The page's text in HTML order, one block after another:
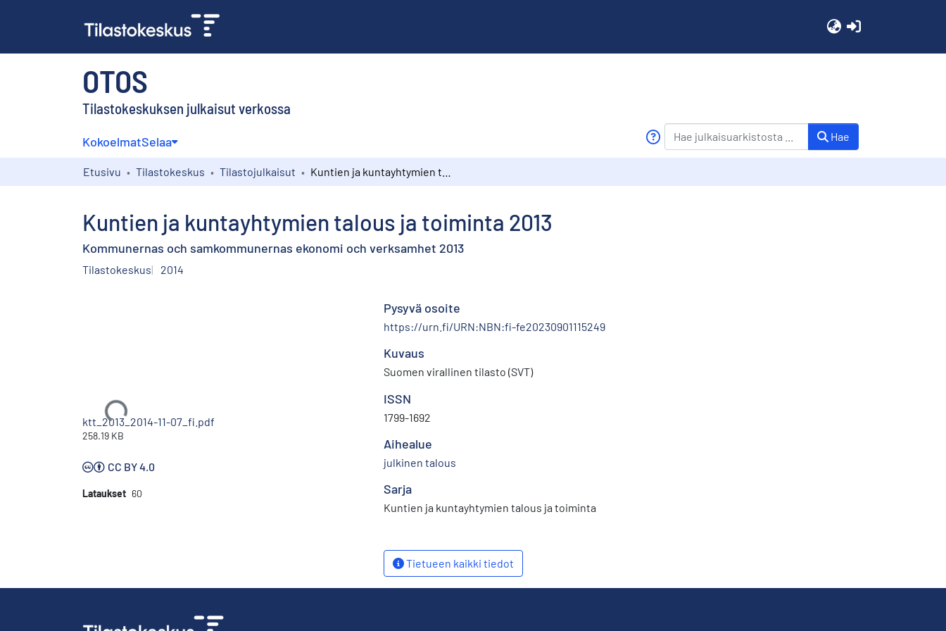
OTOS
Tilastokeskuksen julkaisut verkossa
KokoelmatSelaa Hae
Etusivu Tilastokeskus Tilastojulkaisut
Kuntien ja kuntayhtymien talous ja toiminta 2013
Kommunernas och samkommunernas ekonomi och verksamhet 2013
Tilastokeskus 2014
Ladataan...
ktt_2013_2014-11-07_fi.pdf
258.19 KB
CC BY 4.0
Lataukset 60
Pysyvä osoite
https://urn.fi/URN:NBN:fi-fe20230901115249
Kuvaus
Suomen virallinen tilasto (SVT)
ISSN
1799-1692
Aihealue
julkinen talous
Sarja
Kuntien ja kuntayhtymien talous ja toiminta
Tietueen kaikki tiedot